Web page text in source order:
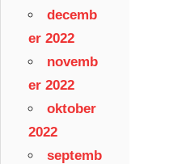
decemb
er 2022
novemb
er 2022
oktober
2022
septemb